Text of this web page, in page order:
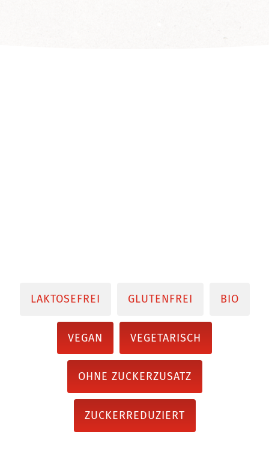
LAKTOSEFREI GLUTENFREI BIO
VEGAN VEGETARISCH
OHNE ZUCKERZUSATZ
ZUCKERREDUZIERT